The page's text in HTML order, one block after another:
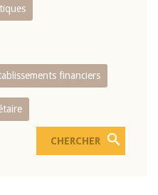
financiers